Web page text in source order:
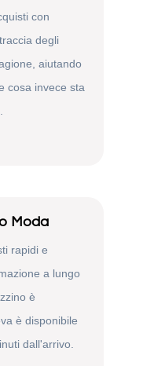
con
degli
aiutando
cosa invece sta
Moda
rapidi e
a lungo
è
è disponibile
dall'arrivo.